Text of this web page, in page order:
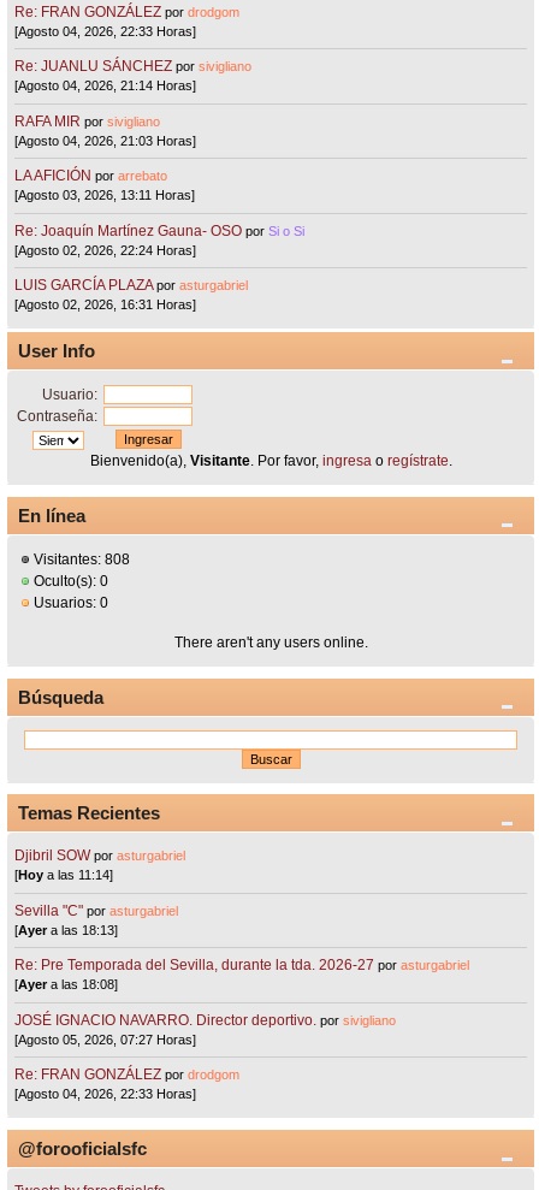
Re: FRAN GONZÁLEZ pordrodgom
[Agosto 04, 2026, 22:33 Horas]
Re: JUANLU SÁNCHEZ porsivigliano
[Agosto 04, 2026, 21:14 Horas]
RAFA MIR porsivigliano
[Agosto 04, 2026, 21:03 Horas]
LA AFICIÓN porarrebato
[Agosto 03, 2026, 13:11 Horas]
Re: Joaquín Martínez Gauna- OSO porSi o Si
[Agosto 02, 2026, 22:24 Horas]
LUIS GARCÍA PLAZA porasturgabriel
[Agosto 02, 2026, 16:31 Horas]
User Info
Usuario:
Contraseña:
Bienvenido(a), Visitante. Por favor, ingresao regístrate.
En línea
Visitantes: 808
Oculto(s): 0
Usuarios: 0
There aren't any users online.
Búsqueda
Temas Recientes
Djibril SOW porasturgabriel
[Hoy a las 11:14]
Sevilla "C"porasturgabriel
[Ayera las 18:13]
Re: Pre Temporada del Sevilla, durante la tda. 2026-27 porasturgabriel
[Ayera las 18:08]
JOSÉ IGNACIO NAVARRO. Director deportivo. porsivigliano
[Agosto 05, 2026, 07:27 Horas]
Re: FRAN GONZÁLEZ pordrodgom
[Agosto 04, 2026, 22:33 Horas]
@forooficialsfc